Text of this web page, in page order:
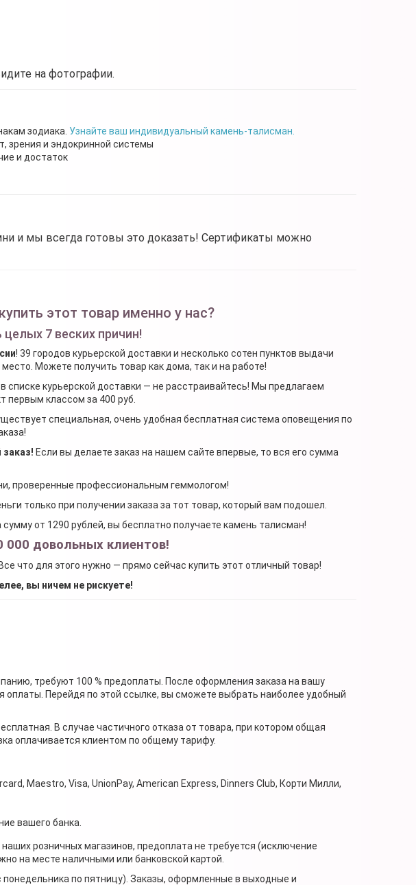
на фотографии.
зодиака. Узнайте ваш индивидуальный камень-талисман.
зрения и эндокринной системы
и достаток
и мы всегда готовы это доказать! Сертификаты можно
этот товар именно у нас?
целых 7 веских причин!
! 39 городов курьерской доставки и несколько сотен пунктов выдачи
Можете получить товар как дома, так и на работе!
списке курьерской доставки — не расстраивайтесь! Мы предлагаем
первым классом за 400 руб.
специальная, очень удобная бесплатная система оповещения по
! Если вы делаете заказ на нашем сайте впервые, то вся его сумма
проверенные профессиональным геммологом!
только при получении заказа за тот товар, который вам подошел.
сумму от 1290 рублей, вы бесплатно получаете камень талисман!
000 довольных клиентов!
что для этого нужно — прямо сейчас купить этот отличный товар!
вы ничем не рискуете!
требуют 100 % предоплаты. После оформления заказа на вашу
оплаты. Перейдя по этой ссылке, вы сможете выбрать наиболее удобный
В случае частичного отказа от товара, при котором общая
оплачивается клиентом по общему тарифу.
Maestro, Visa, UnionPay, American Express, Dinners Club, Корти Милли,
вашего банка.
розничных магазинов, предоплата не требуется (исключение
на месте наличными или банковской картой.
по пятницу). Заказы, оформленные в выходные и